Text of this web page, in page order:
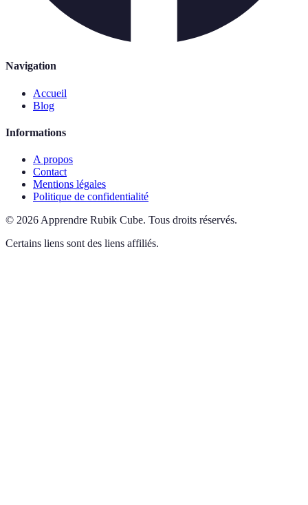
Navigation
Accueil
Blog
Informations
A propos
Contact
Mentions légales
Politique de confidentialité
© 2026 Apprendre Rubik Cube. Tous droits réservés.
Certains liens sont des liens affiliés.